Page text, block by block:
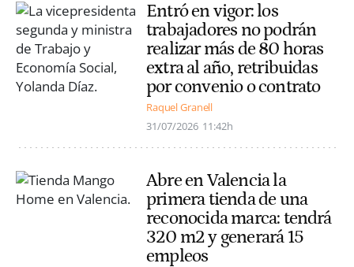
Entró en vigor: los
trabajadores no podrán
realizar más de 80 horas
extra al año, retribuidas
por convenio o contrato
Raquel Granell
31/07/2026 11:42h
Abre en Valencia la
primera tienda de una
reconocida marca: tendrá
320 m2 y generará 15
empleos